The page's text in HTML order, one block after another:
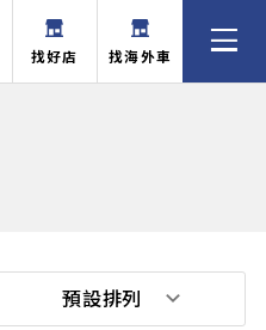
找好店 找海外車
預設排列